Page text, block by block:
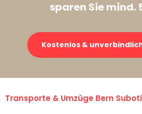
sparen Sie mind.
Kostenlos &
Transporte & Umzüge Bern